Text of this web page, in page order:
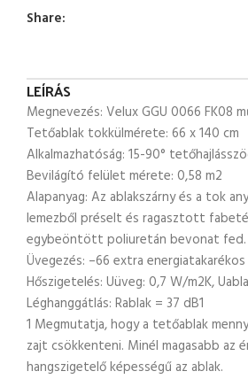
Share:
LEÍRÁS
Megnevezés: Velux GGU 0066 FK08
Tetőablak tokkülmérete: 66 x 140 cm
Alkalmazhatóság: 15-90°
Bevilágító felület mérete: 0,58 m2
Alapanyag: Az ablakszárny és a tok
lemezből préselt és ragasztott
egybeöntött poliuretán bevonat fed.
Üvegezés: –66 extra energiatakarékos
Hőszigetelés: Uüveg: 0,7 W/m2K,
Léghanggátlás: Rablak = 37 dB1
1 Megmutatja, hogy a tetőablak
zajt csökkenteni. Minél magasabb az
hangszigetelő képességű az ablak.